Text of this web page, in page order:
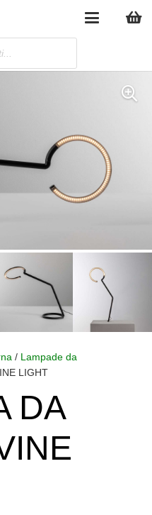
/ Lampade da
LIGHT
DA